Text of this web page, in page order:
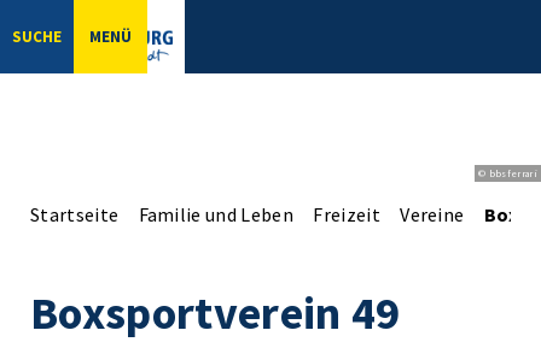
SUCHE MENÜ
© bbsferrari
Startseite Familie und Leben Freizeit Vereine
Boxsportverein 49